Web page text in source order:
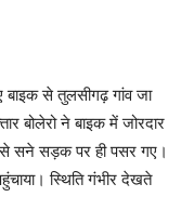
बाइक से तुलसीगढ़ गांव जा
बोलेरो ने बाइक में जोरदार
से सने सड़क पर ही पसर गए।
स्थिति गंभीर देखते